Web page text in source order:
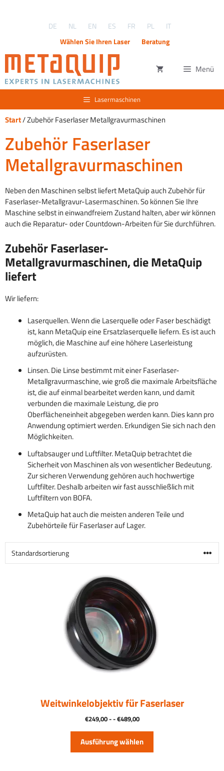
DE NL EN ES FR PL
IT
Wählen Sie Ihren Laser
Beratung
Menü
Lasermaschinen
Start/ Zubehör Faserlaser Metallgravurmaschinen
Zubehör Faserlaser
Metallgravurmaschinen
Neben den Maschinen selbst liefert MetaQuip auch Zubehör für
Faserlaser-Metallgravur-Lasermaschinen. So können Sie Ihre
Maschine selbst in einwandfreiem Zustand halten, aber wir können
auch die Reparatur- oder Countdown-Arbeiten für Sie durchführen.
Zubehör Faserlaser-
Metallgravurmaschinen, die MetaQuip
liefert
Wir liefern:
Laserquellen. Wenn die Laserquelle oder Faser beschädigt
ist, kann MetaQuip eine Ersatzlaserquelle liefern. Es ist auch
möglich, die Maschine auf eine höhere Laserleistung
aufzurüsten.
Linsen. Die Linse bestimmt mit einer Faserlaser-
Metallgravurmaschine, wie groß die maximale Arbeitsfläche
ist, die auf einmal bearbeitet werden kann, und damit
verbunden die maximale Leistung, die pro
Oberflächeneinheit abgegeben werden kann. Dies kann pro
Anwendung optimiert werden. Erkundigen Sie sich nach den
Möglichkeiten.
Luftabsauger und Luftfilter. MetaQuip betrachtet die
Sicherheit von Maschinen als von wesentlicher Bedeutung.
Zur sicheren Verwendung gehören auch hochwertige
Luftfilter. Deshalb arbeiten wir fast ausschließlich mit
Luftfiltern von BOFA.
MetaQuip hat auch die meisten anderen Teile und
Zubehörteile für Faserlaser auf Lager.
Weitwinkelobjektiv für Faserlaser
€249,00- -€489,00Preisspanne:
bis
Ausführung wählen
Produktseite